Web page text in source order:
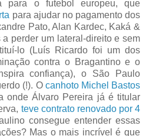
para o futebol europeu, que
para ajudar no pagamento dos
Pato, Alan Kardec, Kaká &
perder um lateral-direito e sem
lo (Luís Ricardo foi um dos
contra o Bragantino e o
confiança), o São Paulo
(!). O canhoto Michel Bastos
onde Álvaro Pereira já é titular
teve contrato renovado por 4
consegue entender essas
Mas o mais incrível é que